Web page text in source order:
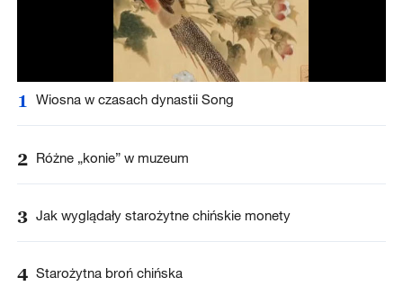
1 Wiosna w czasach dynastii Song
2 Różne „konie” w muzeum
3 Jak wyglądały starożytne chińskie monety
4 Starożytna broń chińska